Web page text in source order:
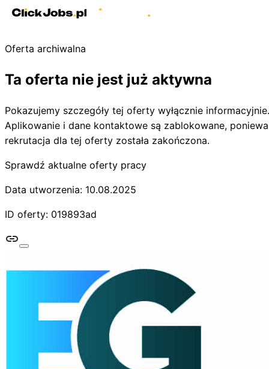
Oferta archiwalna
Ta oferta nie jest już aktywna
Pokazujemy szczegóły tej oferty wyłącznie informacyjnie.
Aplikowanie i dane kontaktowe są zablokowane,
rekrutacja dla tej oferty została zakończona.
Sprawdź aktualne oferty pracy
Data utworzenia: 10.08.2025
ID oferty: 019893ad